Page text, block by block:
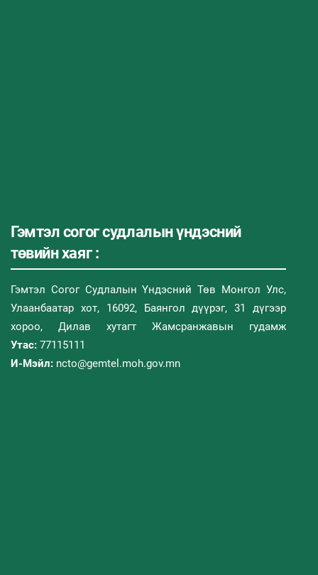
Гэмтэл согог судлалын үндэсний
төвийн хаяг :
Гэмтэл Согог Судлалын Үндэсний Төв Монгол Улс,
Улаанбаатар хот, 16092, Баянгол дүүрэг, 31 дүгээр
хороо, Дилав хутагт Жамсранжавын гудамж
Утас: 77115111
И-Мэйл: ncto@gemtel.moh.gov.mn